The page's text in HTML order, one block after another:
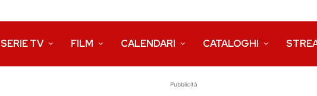
SERIE TV FILM CALENDARI CATALOGHI
Pubblicità